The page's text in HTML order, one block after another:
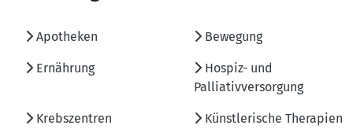
Apotheken Bewegung
Ernährung
Hospiz- und
Palliativversorgung
Krebszentren Künstlerische Therapien